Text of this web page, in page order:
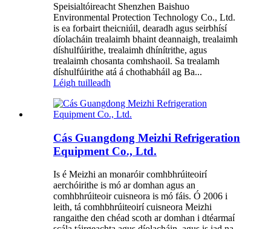
Speisialtóireacht Shenzhen Baishuo
Environmental Protection Technology Co., Ltd.
is ea forbairt theicniúil, dearadh agus seirbhísí
díolacháin trealaimh bhaint deannaigh, trealaimh
díshulfúirithe, trealaimh dhínítrithe, agus
trealaimh chosanta comhshaoil. Sa trealamh
díshulfúirithe atá á chothabháil ag Ba...
Léigh tuilleadh
Cás Guangdong Meizhi Refrigeration
Equipment Co., Ltd.
Is é Meizhi an monaróir comhbhrúiteoirí
aerchóirithe is mó ar domhan agus an
comhbhrúiteoir cuisneora is mó fáis. Ó 2006 i
leith, tá comhbhrúiteoirí cuisneora Meizhi
rangaithe den chéad scoth ar domhan i dtéarmaí